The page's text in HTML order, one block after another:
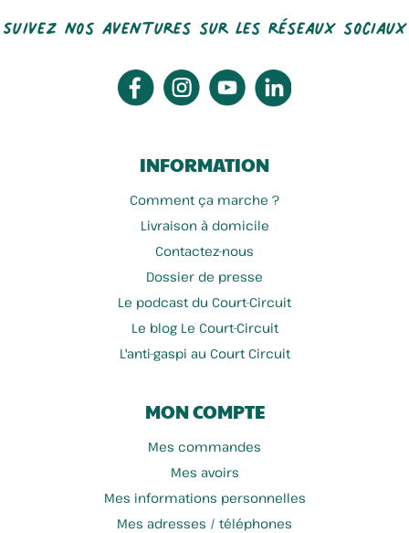
Suivez nos aventures sur les réseaux sociaux
INFORMATION
Comment ça marche ?
Livraison à domicile
Contactez-nous
Dossier de presse
Le podcast du Court-Circuit
Le blog Le Court-Circuit
L'anti-gaspi au Court Circuit
MON COMPTE
Mes commandes
Mes avoirs
Mes informations personnelles
Mes adresses / téléphones